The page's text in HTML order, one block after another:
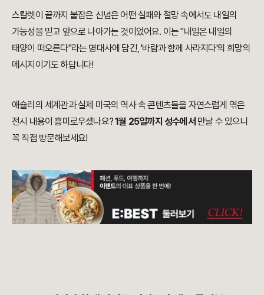
스칼렛이 끝까지 붙잡은 신념은 어떤 실패와 절망 속에서도 내일의
가능성을 믿고 앞으로 나아가는 것이었어요. 이는 "내일은 내일의
태양이 떠오른다"라는 명대사에 담긴, '바람과 함께 사라지다'의 희망의
메시지이기도 하답니다!
애슐리의 세계관과 실제 미국의 역사 속 콘텐츠들을 자연스럽게 엮은
전시 내용이 흥미로우셨나요?1월 25일까지 성수에서 만날 수 있으니
꼭 직접 방문해보세요!